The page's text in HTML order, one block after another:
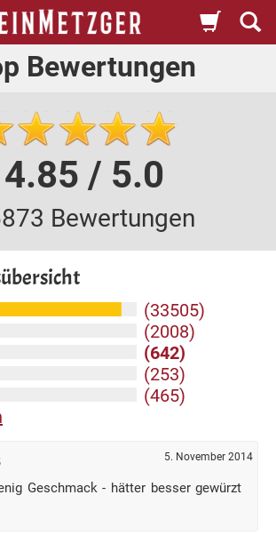
Bewertungen
4.85 / 5.0
Bewertungen
(33505)
(2008)
(642)
(253)
(465)
5. November 2014
Geschmack - hätter besser gewürzt